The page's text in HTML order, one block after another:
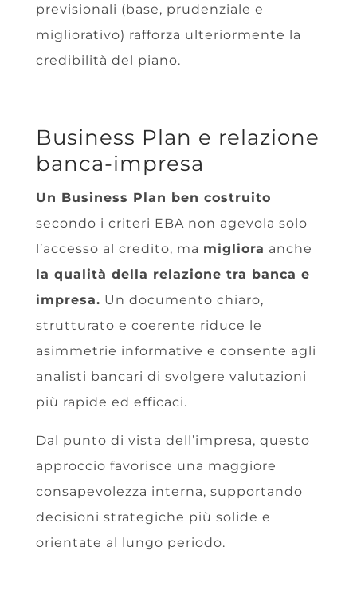
previsionali (base, prudenziale e
migliorativo) rafforza ulteriormente la
credibilità del piano.
Business Plan e relazione
banca-impresa
Un Business Plan ben costruito
secondo i criteri EBA non agevola solo
l’accesso al credito, ma migliora anche
la qualità della relazione tra banca e
impresa. Un documento chiaro,
strutturato e coerente riduce le
asimmetrie informative e consente agli
analisti bancari di svolgere valutazioni
più rapide ed efficaci.
Dal punto di vista dell’impresa, questo
approccio favorisce una maggiore
consapevolezza interna, supportando
decisioni strategiche più solide e
orientate al lungo periodo.